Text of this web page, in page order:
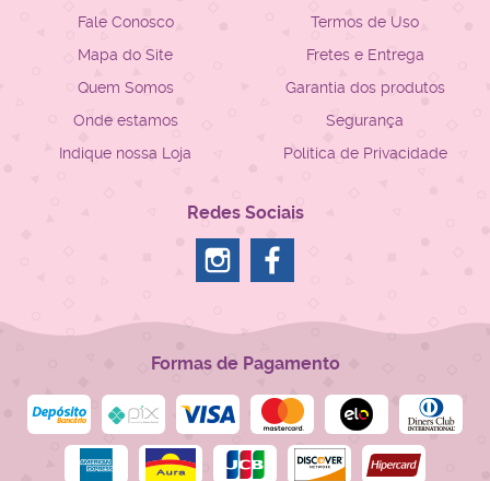
Fale Conosco
Mapa do Site
Quem Somos
Onde estamos
Indique nossa Loja
Termos de Uso
Fretes e Entrega
Garantia dos produtos
Segurança
Política de Privacidade
Redes Sociais
Formas de Pagamento